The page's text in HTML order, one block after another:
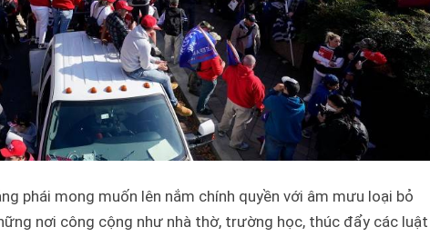
phái mong muốn lên nắm chính quyền với âm mưu loại bỏ
nơi công cộng như nhà thờ, trường học, thúc đẩy các luật